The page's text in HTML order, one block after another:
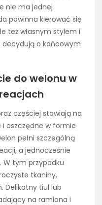
nie ma jednej
powinna kierować się
też własnym stylem i
o końcowym
do welonu w
częściej stawiają na
oszczędne w formie
pełni szczególną
a jednocześnie
W tym przypadku
tkaniny,
Delikatny tiul lub
na ramiona i